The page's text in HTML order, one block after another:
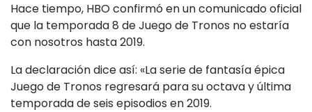
Hace tiempo, HBO confirmó en un comunicado oficial
que la temporada 8 de Juego de Tronos no estaría
con nosotros hasta 2019.
La declaración dice así: «La serie de fantasía épica
Juego de Tronos regresará para su octava y última
temporada de seis episodios en 2019.